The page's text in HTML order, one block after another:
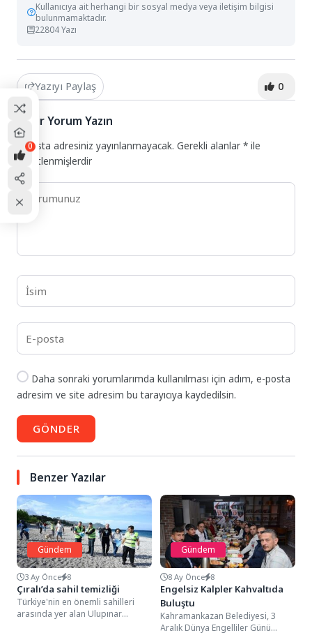
Kullanıcıya ait herhangi bir sosyal medya veya iletişim bilgisi
bulunmamaktadır.
22804 Yazı
Yazıyı Paylaş 0
Bir Yorum Yazın
E-posta adresiniz yayınlanmayacak. Gerekli alanlar* ile
işaretlenmişlerdir
Daha sonraki yorumlarımda kullanılması için adım, e-posta
adresim ve site adresim bu tarayıcıya kaydedilsin.
GÖNDER
Benzer Yazılar
Gündem
3 Ay Önce 8
Çıralı’da sahil temizliği
Türkiye'nin en önemli sahilleri
arasında yer alan Ulupınar
Gündem
8 Ay Önce 8
Engelsiz Kalpler Kahvaltıda
Buluştu
Kahramankazan Belediyesi, 3
Aralık Dünya Engelliler Günü
0